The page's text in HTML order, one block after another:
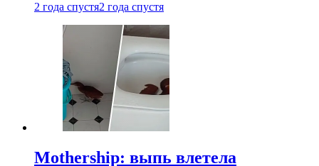
2 года спустя2 года спустя
Mothership: выпь влетела